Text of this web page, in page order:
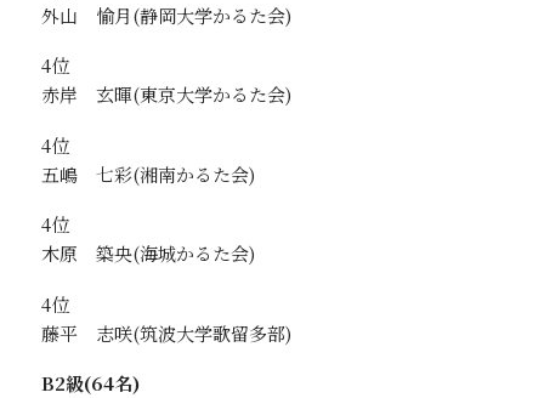
外山 愉月
4位
赤岸 玄暉
4位
五嶋 七彩
4位
木原 築央
4位
藤平 志咲
B2級(64名)